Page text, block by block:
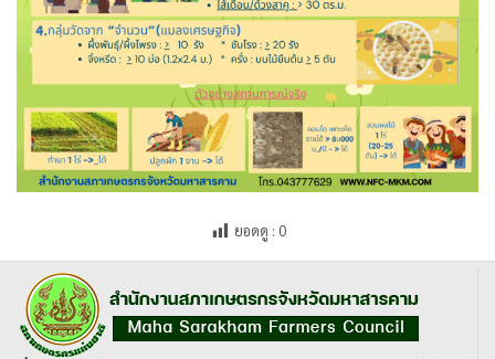
ยอดดู : 0